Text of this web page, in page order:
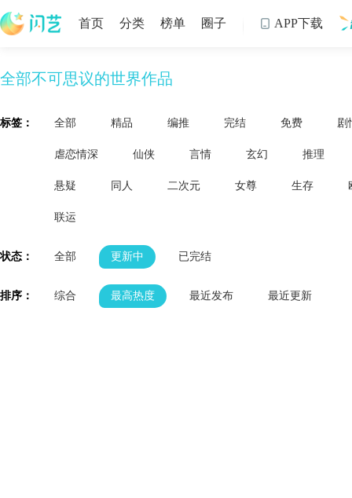
首页 分类 榜单 圈子  APP下载
全部不可思议的世界作品
标签： 全部 精品 编推 完结 免费 剧
虐恋情深 仙侠 言情 玄幻 推理
悬疑 同人 二次元 女尊 生存
联运
状态： 全部 更新中 已完结
排序： 综合 最高热度 最近发布 最近更新